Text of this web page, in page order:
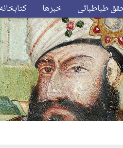
طباطبائی خبرها کتابخانه